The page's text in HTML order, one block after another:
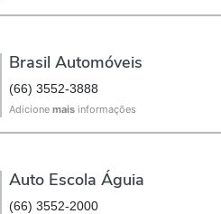
Brasil Automóveis
(66) 3552-3888
Adicione mais informações
Auto Escola Águia
(66) 3552-2000